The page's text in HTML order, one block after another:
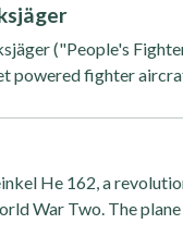
("People's
powered fighter
He 162, a
War Two. The plane